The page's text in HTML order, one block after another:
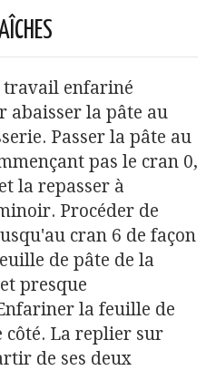
travail enfariné
abaisser la pâte au
Passer la pâte au
pas le cran 0,
la repasser à
Procéder de
cran 6 de façon
de pâte de la
presque
la feuille de
côté. La replier sur
de ses deux